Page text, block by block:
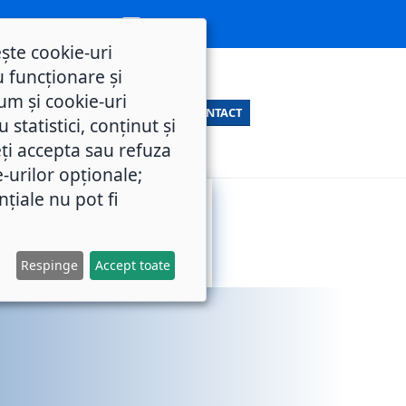
CONTACT
cookie-uri
funcționare și
și cookie-uri
statistici, conținut și
accepta sau refuza
urilor opționale;
nu pot fi
Respinge Accept toate